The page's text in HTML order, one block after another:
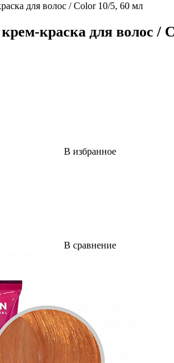
для волос / Color 10/5, 60 мл
краска для волос /
В избранное
В сравнение